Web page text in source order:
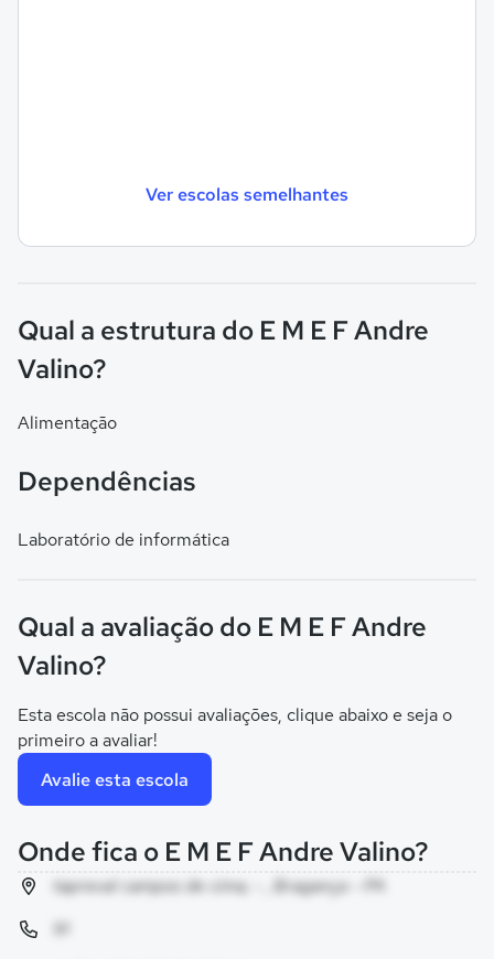
Ver escolas semelhantes
Qual a estrutura do E M E F Andre
Valino?
Alimentação
Dependências
Laboratório de informática
Qual a avaliação do E M E F Andre
Valino?
Esta escola não possui avaliações, clique abaixo e seja o
primeiro a avaliar!
Avalie esta escola
Onde fica o E M E F Andre Valino?
tapreval campos de cima, - , Bragança - PA